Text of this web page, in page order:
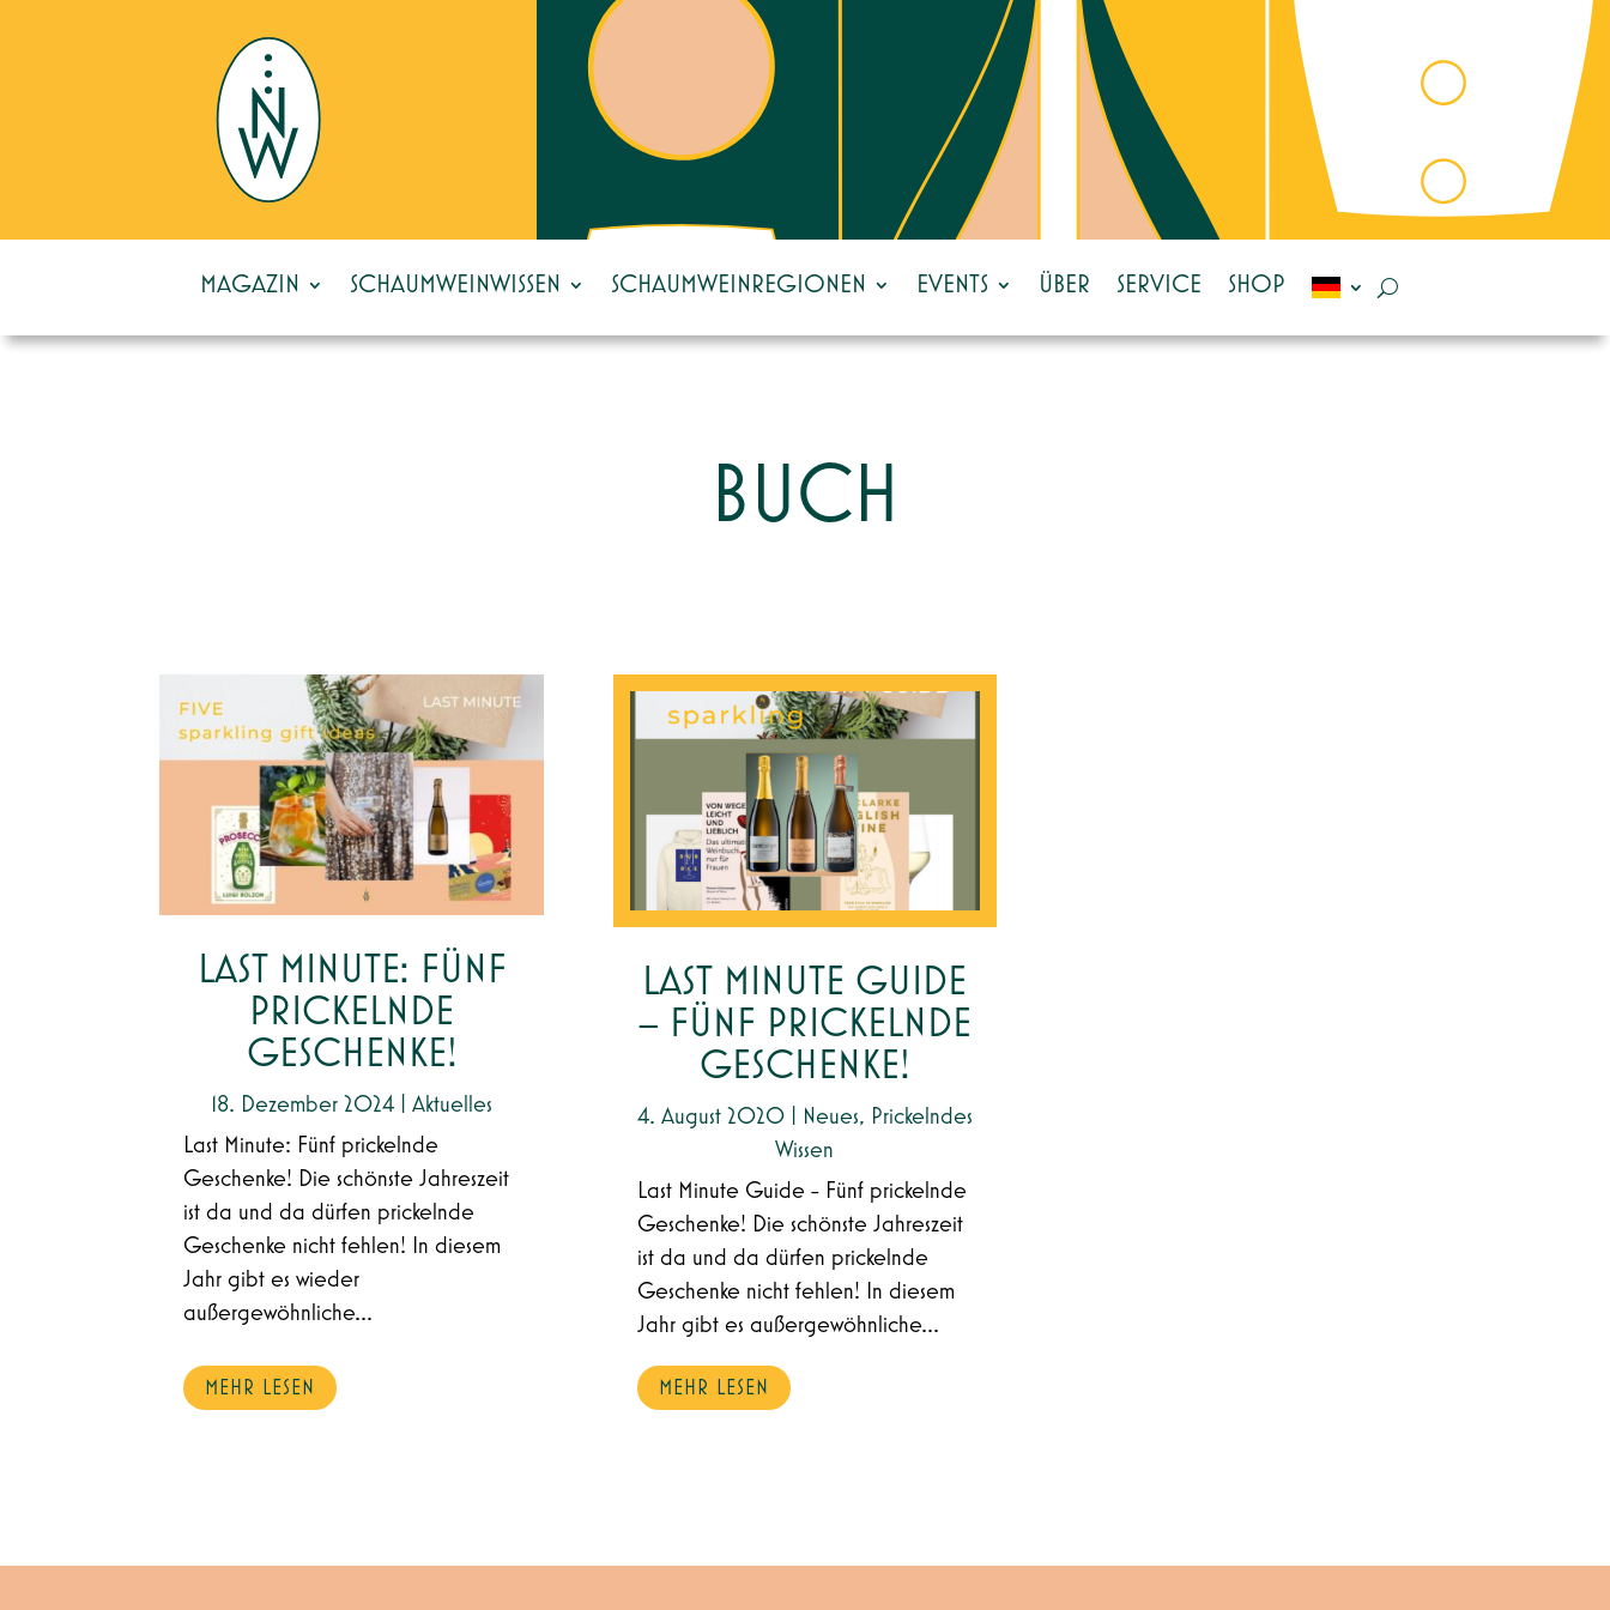
MAGAZIN SCHAUMWEINWISSEN SCHAUMWEINREGIONEN EVENTS ÜBER SERVICE SHOP
BUCH
LAST MINUTE: FÜNF
PRICKELNDE
GESCHENKE!
18. Dezember 2024 |Aktuelles
Last Minute: Fünf prickelnde
Geschenke! Die schönste Jahreszeit
ist da und da dürfen prickelnde
Geschenke nicht fehlen! In diesem
Jahr gibt es wieder
außergewöhnliche...
MEHR LESEN
LAST MINUTE GUIDE
– FÜNF PRICKELNDE
GESCHENKE!
4. August 2020| Neues, Prickelndes
Wissen
Last Minute Guide - Fünf prickelnde
Geschenke! Die schönste Jahreszeit
ist da und da dürfen prickelnde
Geschenke nicht fehlen! In diesem
Jahr gibt es außergewöhnliche...
MEHR LESEN